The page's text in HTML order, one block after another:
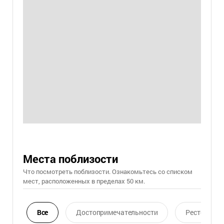
Места поблизости
Что посмотреть поблизости. Ознакомьтесь со списком
мест, расположенных в пределах 50 км.
Все Достопримечательности Ресторан